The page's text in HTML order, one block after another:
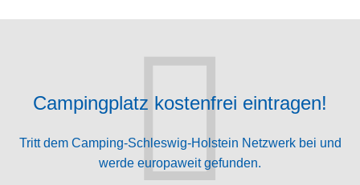
Campingplatz kostenfrei eintragen!
Tritt dem Camping-Schleswig-Holstein Netzwerk bei und
werde europaweit gefunden.